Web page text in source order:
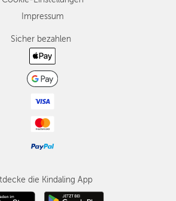
Impressum
Sicher bezahlen
die Kindaling App